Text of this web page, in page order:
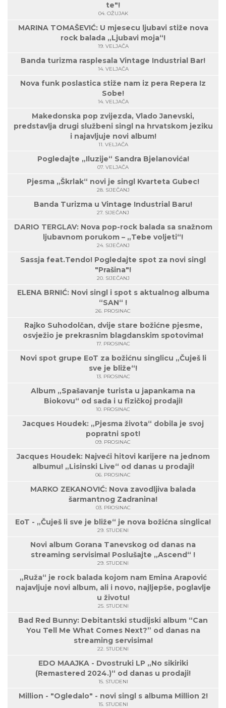
te"!
04. OŽUJAK
MARINA TOMAŠEVIĆ: U mjesecu ljubavi stiže nova
rock balada „Ljubavi moja“!
19. VELJAČA
Banda turizma rasplesala Vintage Industrial Bar!
14. VELJAČA
Nova funk poslastica stiže nam iz pera Repera Iz
Sobe!
14. VELJAČA
Makedonska pop zvijezda, Vlado Janevski,
predstavlja drugi službeni singl na hrvatskom jeziku
i najavljuje novi album!
11. VELJAČA
Pogledajte „Iluzije“ Sandra Bjelanovića!
07. VELJAČA
Pjesma „Škrlak“ novi je singl Kvarteta Gubec!
28. SIJEČANJ
Banda Turizma u Vintage Industrial Baru!
27. SIJEČANJ
DARIO TERGLAV: Nova pop-rock balada sa snažnom
ljubavnom porukom – „Tebe voljeti“!
24. SIJEČANJ
Sassja feat.Tendo! Pogledajte spot za novi singl
"Prašina"!
20. SIJEČANJ
ELENA BRNIĆ: Novi singl i spot s aktualnog albuma
“SAN“ !
26. PROSINAC
Rajko Suhodolčan, dvije stare božićne pjesme,
osvježio je prekrasnim blagdanskim spotovima!
17. PROSINAC
Novi spot grupe EoT za božićnu singlicu „Čuješ li
sve je bliže“!
13. PROSINAC
Album „Spašavanje turista u japankama na
Biokovu“ od sada i u fizičkoj prodaji!
10. PROSINAC
Jacques Houdek: „Pjesma života“ dobila je svoj
popratni spot!
09. PROSINAC
Jacques Houdek: Najveći hitovi karijere na jednom
albumu! „Lisinski Live“ od danas u prodaji!
06. PROSINAC
MARKO ZEKANOVIĆ: Nova zavodljiva balada
šarmantnog Zadranina!
03. PROSINAC
EoT - „Čuješ li sve je bliže“ je nova božićna singlica!
29. STUDENI
Novi album Gorana Tanevskog od danas na
streaming servisima! Poslušajte „Ascend“ !
29. STUDENI
„Ruža“ je rock balada kojom nam Emina Arapović
najavljuje novi album, ali i novo, najljepše, poglavlje
u životu!
25. STUDENI
Bad Red Bunny: Debitantski studijski album “Can
You Tell Me What Comes Next?” od danas na
streaming servisima!
22. STUDENI
EDO MAAJKA - Dvostruki LP „No sikiriki
(Remastered 2024.)“ od danas u prodaji!
15. STUDENI
Million - "Ogledalo" - novi singl s albuma Million 2!
15. STUDENI